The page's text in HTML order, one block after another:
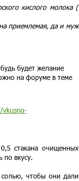
кислого молока (
приемлемая, да и муж
будет желание
на форуме в теме
стакана очищенных
по вкусу.
солью, чтобы они дали